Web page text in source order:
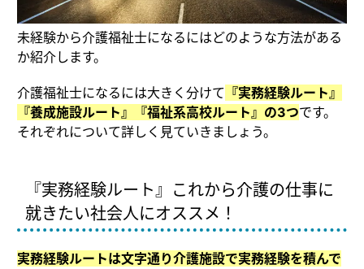
未経験から介護福祉士になるにはどのような方法がある
か紹介します。
介護福祉士になるには大きく分けて 『実務経験ルート』
『養成施設ルート』『福祉系高校ルート』の3つです。
それぞれについて詳しく見ていきましょう。
『実務経験ルート』これから介護の仕事に
就きたい社会人にオススメ！
実務経験ルートは文字通り介護施設で実務経験を積んで